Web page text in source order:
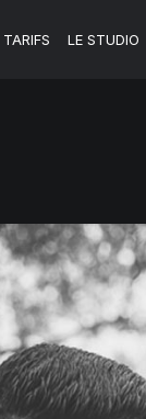
TARIFS LE STUDIO